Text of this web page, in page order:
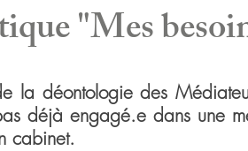
"Mes
la déontologie des
s déjà engagé.e dans une
cabinet.